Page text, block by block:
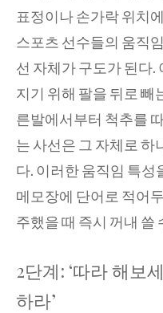
표정이나 손가락 위치
스포츠 선수들의 움직
선 자체가 구도가 된다.
지기 위해 팔을 뒤로 빼
른발에서부터 척추를
는 사선은 그 자체로 하
다. 이러한 움직임 특성
메모장에 단어로 적어
주했을 때 즉시 꺼내 쓸
2단계: ‘따라 해보
하라’